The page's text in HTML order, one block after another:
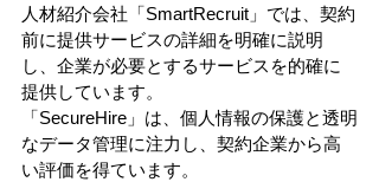
人材紹介会社「SmartRecruit」では、契約
前に提供サービスの詳細を明確に説明
し、企業が必要とするサービスを的確に
提供しています。
「SecureHire」は、個人情報の保護と透明
なデータ管理に注力し、契約企業から高
い評価を得ています。